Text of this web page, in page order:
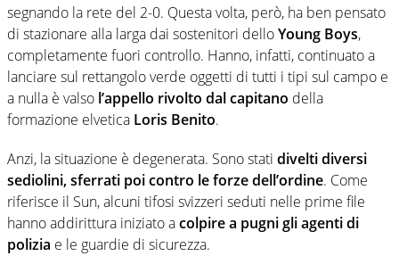
segnando la rete del 2-0. Questa volta, però, ha ben pensato
di stazionare alla larga dai sostenitori delloYoung Boys,
completamente fuori controllo. Hanno, infatti, continuato a
lanciare sul rettangolo verde oggetti di tutti i tipi sul campo e
a nulla è valso l’appello rivolto dal capitano della
formazione elvetica Loris Benito.
Anzi, la situazione è degenerata. Sono stati divelti diversi
sediolini, sferrati poi contro le forze dell’ordine. Come
riferisce il Sun, alcuni tifosi svizzeri seduti nelle prime file
hanno addirittura iniziato acolpire a pugni gli agenti di
polizia e le guardie di sicurezza.